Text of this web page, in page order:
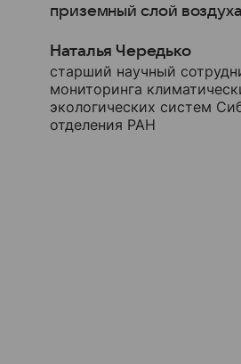
приземный слой
Наталья Чередько
старший научный
мониторинга
экологических систем
отделения РАН